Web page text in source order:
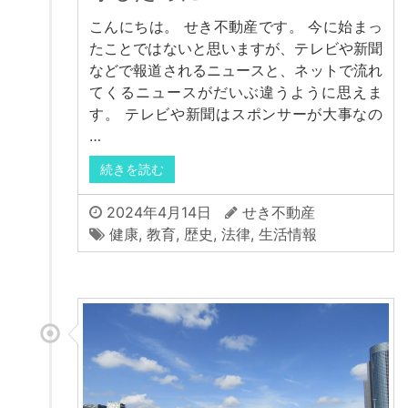
こんにちは。 せき不動産です。 今に始まっ
たことではないと思いますが、テレビや新聞
などで報道されるニュースと、ネットで流れ
てくるニュースがだいぶ違うように思えま
す。 テレビや新聞はスポンサーが大事なの
…
続きを読む
2024年4月14日
せき不動産
健康, 教育, 歴史, 法律, 生活情報